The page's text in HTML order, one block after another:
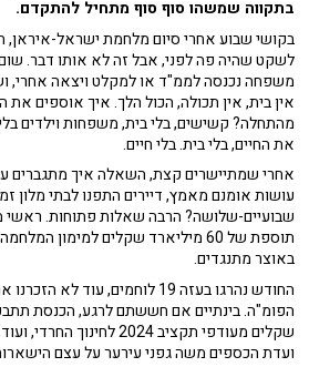
בתקווה שמשהו סוף סוף מתחיל להתקדם.
בקושי שבוע אחרי סיום מלחמת ישראל-איראן,
לשקט שהיה פה לפני, אבל זה לא אותו דבר.
משפחה נכנסה לממ"ד או למקלט ויצאה אחרי,
אין בית, אין תכולה, הכול הלך. איך אוספים את
מהתחלה? קשישים, בלי בית, משפחות וילדים
את החיים, בלי בית. בלי חיים.
אחרי שמתיישרים קצת, השאלה איך מתגברים
עושות אומנם מאמץ, דיירים התפנו לבתי מלון
שבועיים-שלושה? הרבה שאלות פתוחות.ראשי
תוספת של 60 מיליארד שקלים למימון
באוצר מתנגדים.
החודש נהרגו בעזה 19 לוחמים,
הפומ"ה.
ועדת הכספים משה גפני עירער על עצם